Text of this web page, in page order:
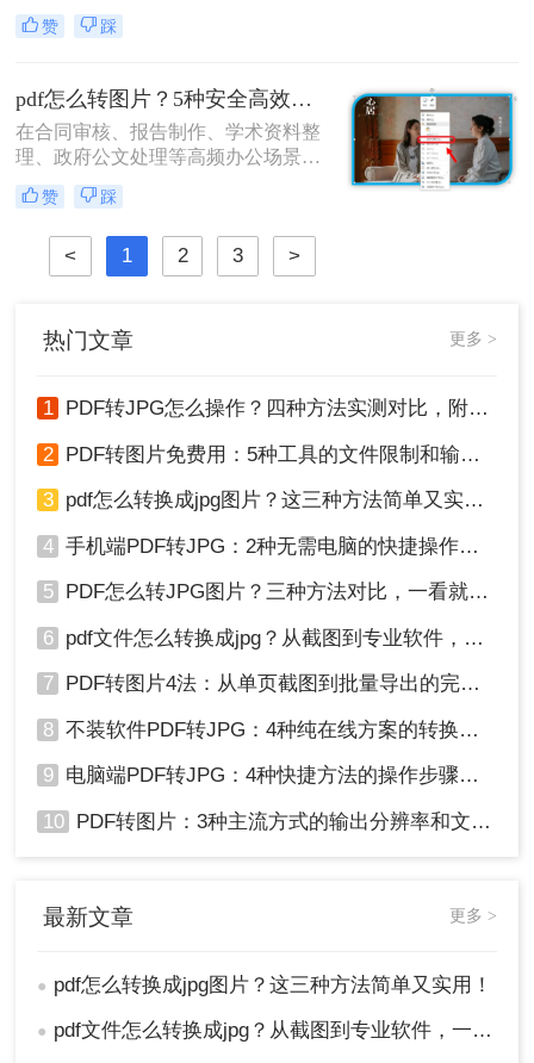
当我们需要快速分享、即时预览或二
次编辑时，它往往变成了一堵厚重的
不仅是格式的跃迁，更是工作流的彻
底解放。那么pdf怎么转换成jpg图片​
呢？
赞 踩
pdf怎么转图片？5种安全高效实测方法！
在合同审核、报告制作、学术资料整
理、政府公文处理等高频办公场景
中，将PDF精准转换为图片格式（如
JPG/PNG）是效率刚需，却也是“翻
车”重灾区：文字模糊、图片变形、
分辨率丢失、敏感信息泄露……更严
峻的是，2026年国家网信办通报多起
泄露事件！
赞 踩
< 1 2 3 >
热门文章 更多 >
1 PDF转JPG怎么操作？四种方法实测对比，附各场景最优选！
2 PDF转图片免费用：5种工具的文件限制和输出质量对比！
3 pdf怎么转换成jpg图片？这三种方法简单又实用！
4 手机端PDF转JPG：2种无需电脑的快捷操作流程！
5 PDF怎么转JPG图片？三种方法对比，一看就懂！
6 pdf文件怎么转换成jpg？从截图到专业软件，一篇讲清楚！
7 PDF转图片4法：从单页截图到批量导出的完整操作路径！
8 不装软件PDF转JPG：4种纯在线方案的转换效果和速度对比！
9 电脑端PDF转JPG：4种快捷方法的操作步骤和常见格式问题！
10 PDF转图片：3种主流方式的输出分辨率和文件体积实测！
最新文章 更多 >
● pdf怎么转换成jpg图片？这三种方法简单又实用！
● pdf文件怎么转换成jpg？从截图到专业软件，一篇讲清楚！